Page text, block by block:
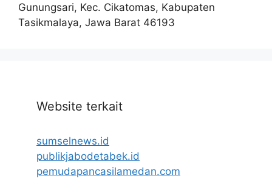
Gunungsari, Kec. Cikatomas, Kabupaten
Tasikmalaya, Jawa Barat 46193
Website terkait
sumselnews.id
publikjabodetabek.id
pemudapancasilamedan.com